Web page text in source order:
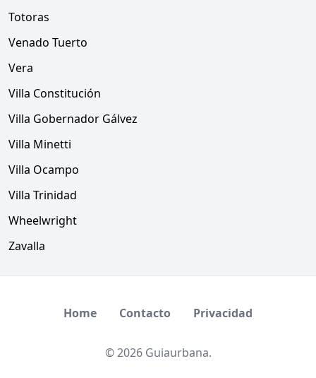
Totoras
Venado Tuerto
Vera
Villa Constitución
Villa Gobernador Gálvez
Villa Minetti
Villa Ocampo
Villa Trinidad
Wheelwright
Zavalla
Home Contacto Privacidad
© 2026 Guiaurbana.